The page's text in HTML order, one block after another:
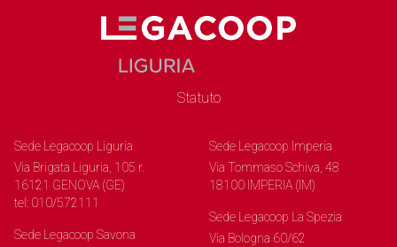
Statuto
Sede Legacoop Liguria
Via Brigata Liguria, 105 r.
16121 GENOVA (GE)
tel: 010/572111
Sede Legacoop Savona
Sede Legacoop Imperia
Via Tommaso Schiva, 48
18100 IMPERIA (IM)
Sede Legacoop La Spezia
Via Bologna 60/62